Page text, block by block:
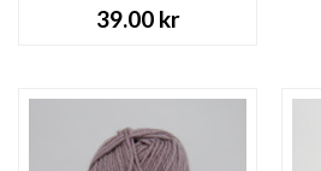
39.00 kr